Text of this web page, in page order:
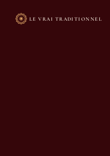
LE VRAI TRADITIONNEL